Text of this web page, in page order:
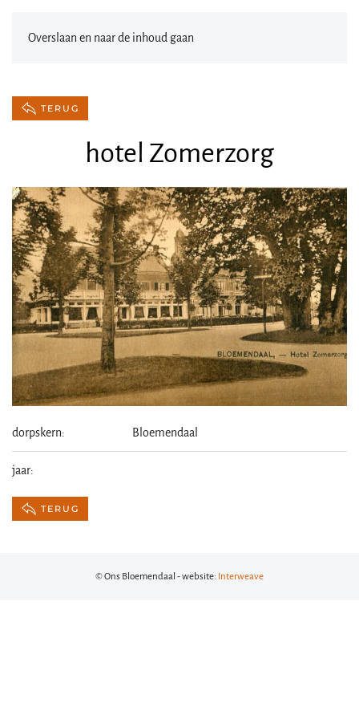
Overslaan en naar de inhoud gaan
TERUG
hotel Zomerzorg
dorpskern: Bloemendaal
jaar:
TERUG
© Ons Bloemendaal - website: Interweave